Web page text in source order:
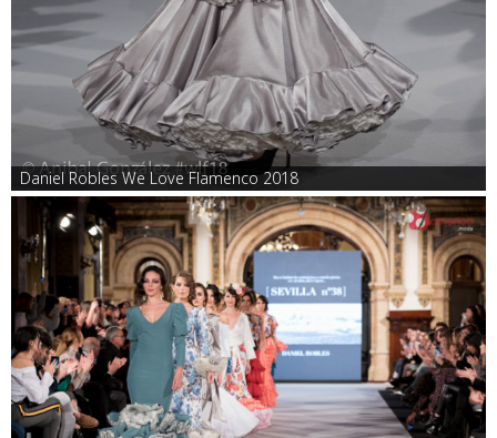
Daniel Robles We Love Flamenco 2018